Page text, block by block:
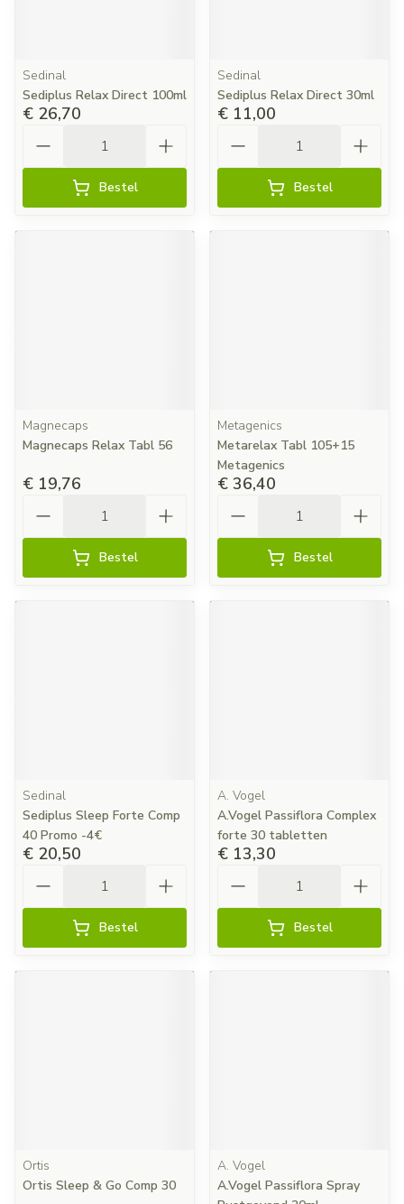
Sedinal
Sediplus Relax Direct 100ml
€ 26,70
Bestel
Sedinal
Sediplus Relax Direct 30ml
€ 11,00
Bestel
Magnecaps
Magnecaps Relax Tabl 56
€ 19,76
Bestel
Metagenics
Metarelax Tabl 105+15
Metagenics
€ 36,40
Bestel
Sedinal
Sediplus Sleep Forte Comp
40 Promo -4€
€ 20,50
Bestel
A. Vogel
A.Vogel Passiflora Complex
forte 30 tabletten
€ 13,30
Bestel
Ortis
Ortis Sleep & Go Comp 30
A. Vogel
A.Vogel Passiflora Spray